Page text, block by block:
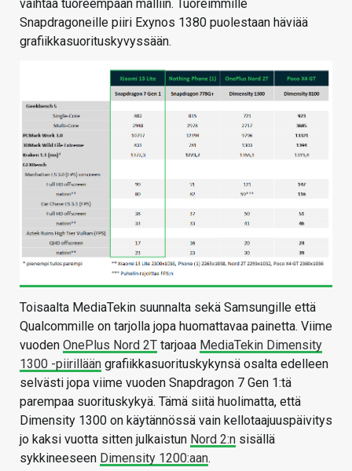
vaihtaa tuoreempaan malliin. Tuoreimmille
Snapdragoneille piiri Exynos 1380 puolestaan häviää
grafiikkasuorituskyvyssään.
Toisaalta MediaTekin suunnalta sekä Samsungille että
Qualcommille on tarjolla jopa huomattavaa painetta. Viime
vuoden OnePlus Nord 2T tarjoaa MediaTekin Dimensity
1300 -piirillään grafiikkasuorituskykynsä osalta edelleen
selvästi jopa viime vuoden Snapdragon 7 Gen 1:tä
parempaa suorituskykyä. Tämä siitä huolimatta, että
Dimensity 1300 on käytännössä vain kellotaajuuspäivitys
jo kaksi vuotta sitten julkaistun Nord 2:n sisällä
sykkineeseen Dimensity 1200:aan.